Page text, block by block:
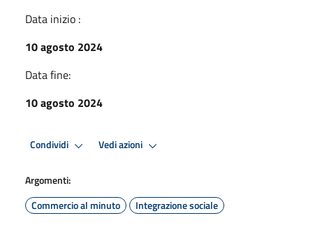
Data inizio :
10 agosto 2024
Data fine:
10 agosto 2024
Condividi Vedi azioni
Argomenti:
Commercio al minuto
Integrazione sociale